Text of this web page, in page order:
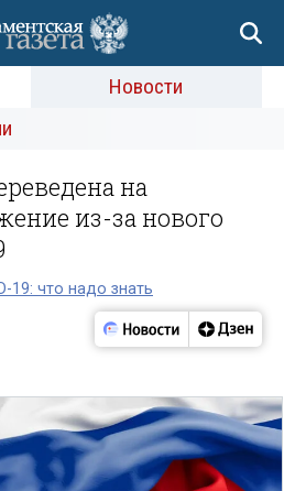
Новости
на
из-за нового
19: что надо знать